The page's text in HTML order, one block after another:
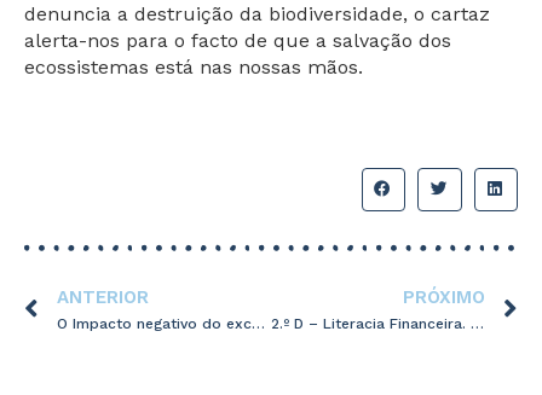
denuncia a destruição da biodiversidade, o cartaz
alerta-nos para o facto de que a salvação dos
ecossistemas está nas nossas mãos.
ANTERIOR
O Impacto negativo do excesso dos ecrãs no desenvolvimento infantil – Episódio 4
PRÓXIMO
2.º D – Literacia Financeira. Saber POUPAR!